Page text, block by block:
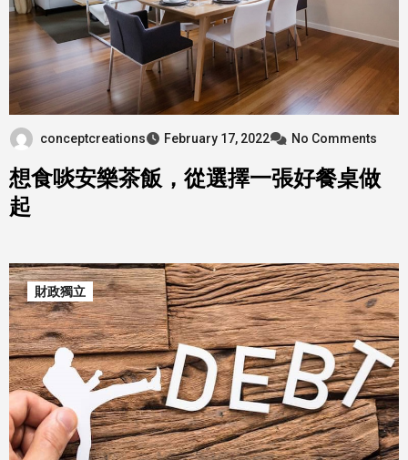
conceptcreations February 17, 2022 No Comments
想食啖安樂茶飯，從選擇一張好餐桌做
起
財政獨立